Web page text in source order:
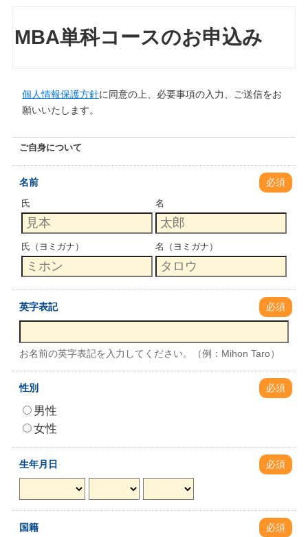
MBA単科コースのお申込み
個人情報保護方針に同意の上、必要事項の入力、ご送信をお
願いいたします。
ご自身について
名前 必須
氏 名
氏（ヨミガナ） 名（ヨミガナ）
英字表記 必須
お名前の英字表記を入力してください。（例：Mihon Taro）
性別 必須
男性
女性
生年月日 必須
国籍 必須